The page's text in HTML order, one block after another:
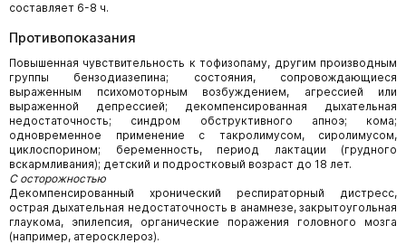
составляет 6-8 ч.
Противопоказания
Повышенная чувствительность к тофизопаму, другим производным
группы бензодиазепина; состояния, сопровождающиеся
выраженным психомоторным возбуждением, агрессией или
выраженной депрессией; декомпенсированная дыхательная
недостаточность; синдром обструктивного апноэ; кома;
одновременное применение с такролимусом, сиролимусом,
циклоспорином; беременность, период лактации (грудного
вскармливания); детский и подростковый возраст до 18 лет.
С осторожностью
Декомпенсированный хронический респираторный дистресс,
острая дыхательная недостаточность в анамнезе, закрытоугольная
глаукома, эпилепсия, органические поражения головного мозга
(например, атеросклероз).